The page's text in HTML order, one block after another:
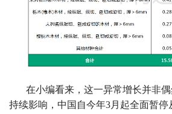
在小编看来，这一异常增长并非
持续影响，中国自今年3月起全面暂停